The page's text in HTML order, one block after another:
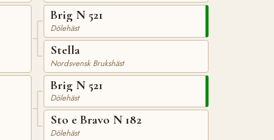
Brig N 521
Dölehäst
Stella
Nordsvensk Brukshäst
Brig N 521
Dölehäst
Sto e Bravo N 182
Dölehäst